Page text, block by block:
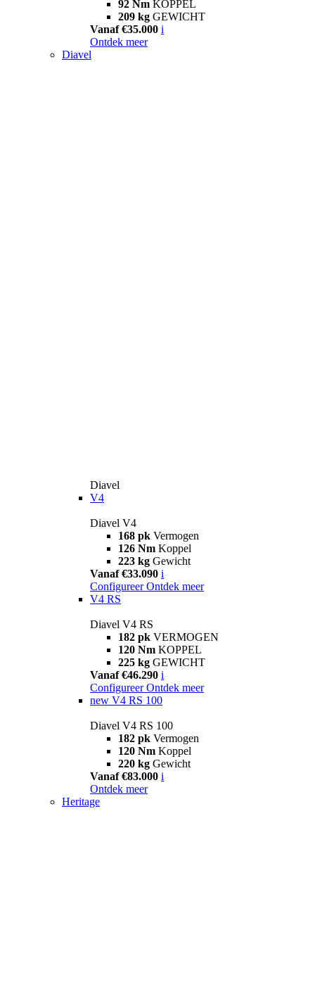
92 Nm KOPPEL
209 kg GEWICHT
Vanaf €35.000 i
Ontdek meer
Diavel
Diavel
V4
Diavel V4
168 pk Vermogen
126 Nm Koppel
223 kg Gewicht
Vanaf €33.090 i
Configureer Ontdek meer
V4 RS
Diavel V4 RS
182 pk VERMOGEN
120 Nm KOPPEL
225 kg GEWICHT
Vanaf €46.290 i
Configureer Ontdek meer
new V4 RS 100
Diavel V4 RS 100
182 pk Vermogen
120 Nm Koppel
220 kg Gewicht
Vanaf €83.000 i
Ontdek meer
Heritage